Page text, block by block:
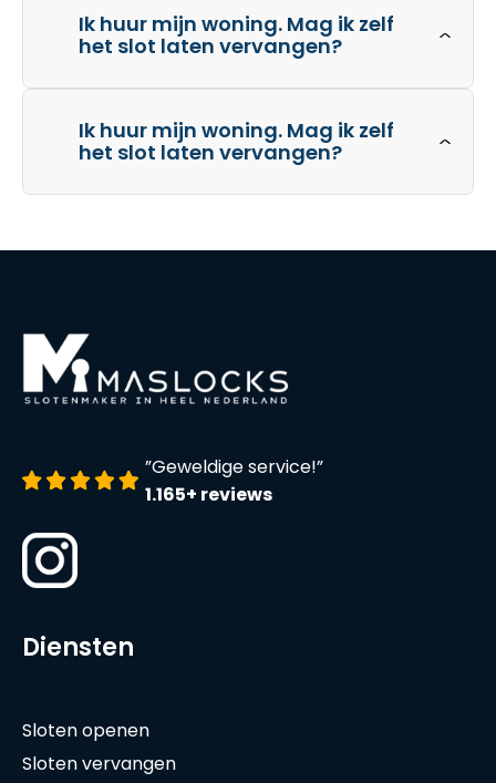
Ik huur mijn woning. Mag ik zelf
het slot laten vervangen?
Ik huur mijn woning. Mag ik zelf
het slot laten vervangen?
”Geweldige service!”
1.165+ reviews
Diensten
Sloten openen
Sloten vervangen